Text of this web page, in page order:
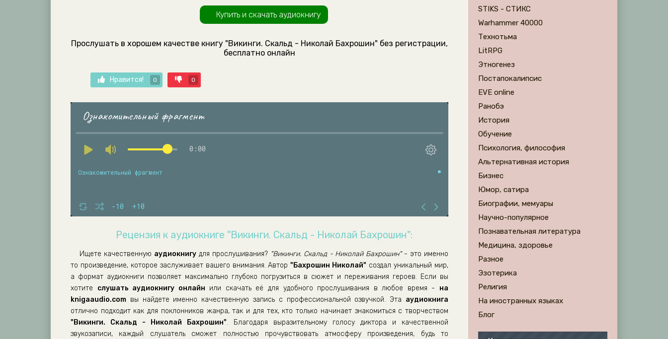
Купить и скачать аудиокнигу
Прослушать в хорошем качестве книгу "Викинги. Скальд - Николай Бахрошин" без регистрации,
бесплатно онлайн
Нравится! 0 0
Ознакомительный фрагмент
0:00
-10 +10
Ознакомительный фрагмент
Рецензия к аудиокниге "Викинги. Скальд - Николай Бахрошин":
Ищете качественную аудиокнигу для прослушивания? "Викинги. Скальд - Николай Бахрошин"- это именно
то произведение, которое заслуживает вашего внимания. Автор"Бахрошин Николай" создал уникальный мир,
а формат аудиокниги позволяет максимально глубоко погрузиться в сюжет и переживания героев. Если вы
хотите слушать аудиокнигу онлайн или скачать её для удобного прослушивания в любое время - на
knigaaudio.com вы найдете именно качественную запись с профессиональной озвучкой. Эта аудиокнига
отлично подходит как для поклонников жанра, так и для тех, кто только начинает знакомиться с творчеством
"Викинги. Скальд - Николай Бахрошин". Благодаря выразительному голосу диктора и качественной
звукозаписи, каждый слушатель сможет полностью прочувствовать атмосферу произведения, будь то
STIKS - СТИКС
Warhammer 40000
Технотьма
LitRPG
Этногенез
Постапокалипсис
EVE online
Ранобэ
История
Обучение
Психология, философия
Альтернативная история
Бизнес
Юмор, сатира
Биографии, мемуары
Научно-популярное
Познавательная литература
Медицина, здоровье
Разное
Эзотерика
Религия
На иностранных языках
Блог